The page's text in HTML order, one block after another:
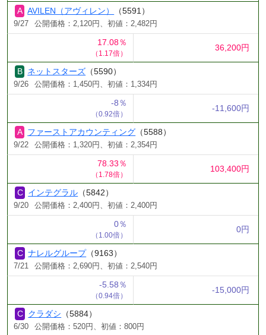
AVILEN（アヴィレン） （5591）
9/27 公開価格：2,120円、初値：2,482円
17.08％
（1.17倍）
36,200円
ネットスターズ （5590）
9/26 公開価格：1,450円、初値：1,334円
-8％
（0.92倍）
-11,600円
ファーストアカウンティング （5588）
9/22 公開価格：1,320円、初値：2,354円
78.33％
（1.78倍）
103,400円
インテグラル （5842）
9/20 公開価格：2,400円、初値：2,400円
0％
（1.00倍）
0円
ナレルグループ（9163）
7/21 公開価格：2,690円、初値：2,540円
-5.58％
（0.94倍）
-15,000円
クラダシ （5884）
6/30 公開価格：520円、初値：800円